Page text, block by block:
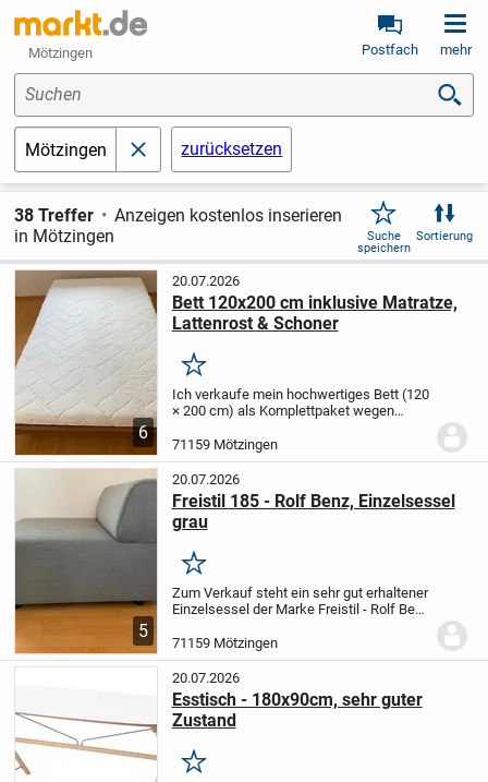
Mötzingen Postfach mehr
Suchen
Mötzingen schließenzurücksetzen
38 Treffer
Anzeigen kostenlos inserieren
in Mötzingen
Suche
speichern
Sortierung
6
20.07.2026
Bett 120x200 cm inklusive Matratze,
Lattenrost & Schoner
Merken
Ich verkaufe mein hochwertiges Bett (120
× 200 cm) als Komplettpaket wegen
Hochwertiger Lattenrost mit 7-Zonen-
Komfort und individuell einstellbarer Härte
*...
71159 Mötzingen
5
20.07.2026
Freistil 185 - Rolf Benz, Einzelsessel
grau
Merken
Zum Verkauf steht ein sehr gut erhaltener
Einzelsessel der Marke Freistil - Rolf Benz
ursprünglich Teil einer Sofakombination
der Reihe freistil 185, wurde von mir...
71159 Mötzingen
20.07.2026
Esstisch - 180x90cm, sehr guter
Zustand
Merken